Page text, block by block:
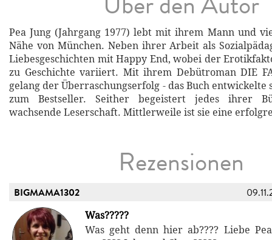
Pea Jung (Jahrgang 1977) lebt mit ihrem Mann und
Nähe von München. Neben ihrer Arbeit als
Liebesgeschichten mit Happy End, wobei der
zu Geschichte variiert. Mit ihrem Debütroman DIE
gelang der Überraschungserfolg - das Buch entwickelte
zum Bestseller. Seither begeistert jedes ihrer
wachsende Leserschaft. Mittlerweile ist sie eine
Rezensionen
BIGMAMA1302
Was?????
Was geht denn hier ab???? Liebe